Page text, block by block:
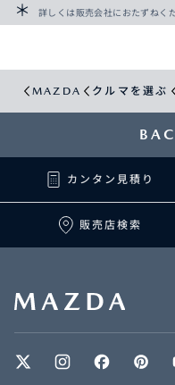
詳しくは販売会社におたずねく
MAZDA クルマを選ぶ
カンタン見積り
販売店検索